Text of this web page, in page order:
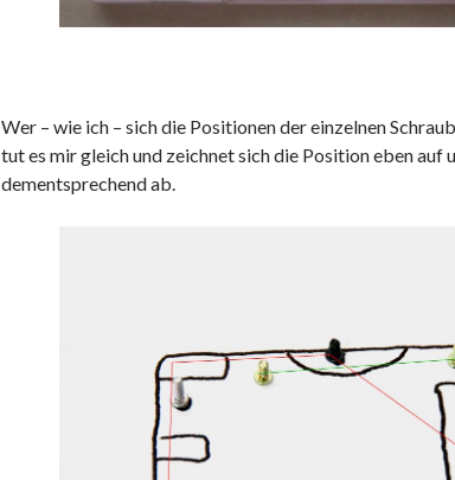
Wer – wie ich – sich die Positionen der einzelnen
tut es mir gleich und zeichnet sich die Position eben auf
dementsprechend ab.